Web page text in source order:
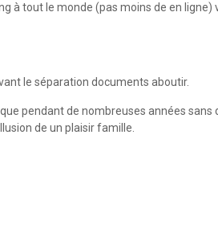
à tout le monde (pas moins de en
le séparation documents aboutir.
pendant de nombreuses années sans
de un plaisir famille.